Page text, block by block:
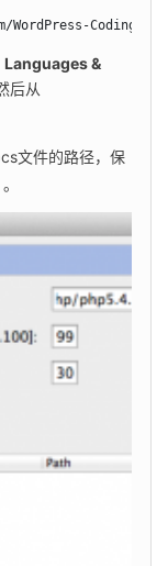
Coding-
Languages &
后从
文件的路径，保